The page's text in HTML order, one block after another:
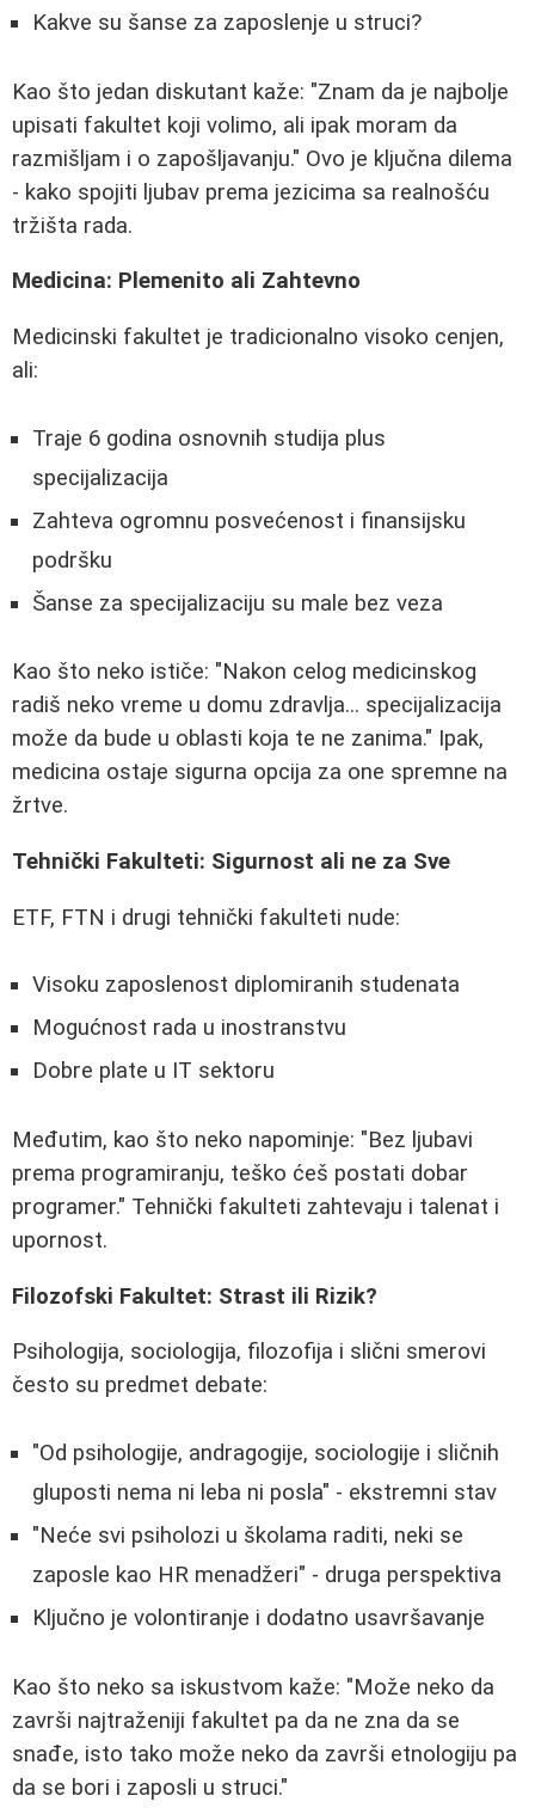
Kakve su šanse za zaposlenje u struci?
Kao što jedan diskutant kaže: "Znam da je najbolje
upisati fakultet koji volimo, ali ipak moram da
razmišljam i o zapošljavanju." Ovo je ključna dilema
- kako spojiti ljubav prema jezicima sa realnošću
tržišta rada.
Medicina: Plemenito ali Zahtevno
Medicinski fakultet je tradicionalno visoko cenjen,
ali:
Traje 6 godina osnovnih studija plus
specijalizacija
Zahteva ogromnu posvećenost i finansijsku
podršku
Šanse za specijalizaciju su male bez veza
Kao što neko ističe: "Nakon celog medicinskog
radiš neko vreme u domu zdravlja... specijalizacija
može da bude u oblasti koja te ne zanima." Ipak,
medicina ostaje sigurna opcija za one spremne na
žrtve.
Tehnički Fakulteti: Sigurnost ali ne za Sve
ETF, FTN i drugi tehnički fakulteti nude:
Visoku zaposlenost diplomiranih studenata
Mogućnost rada u inostranstvu
Dobre plate u IT sektoru
Međutim, kao što neko napominje: "Bez ljubavi
prema programiranju, teško ćeš postati dobar
programer." Tehnički fakulteti zahtevaju i talenat i
upornost.
Filozofski Fakultet: Strast ili Rizik?
Psihologija, sociologija, filozofija i slični smerovi
često su predmet debate:
"Od psihologije, andragogije, sociologije i sličnih
gluposti nema ni leba ni posla" - ekstremni stav
"Neće svi psiholozi u školama raditi, neki se
zaposle kao HR menadžeri" - druga perspektiva
Ključno je volontiranje i dodatno usavršavanje
Kao što neko sa iskustvom kaže: "Može neko da
završi najtraženiji fakultet pa da ne zna da se
snađe, isto tako može neko da završi etnologiju pa
da se bori i zaposli u struci."